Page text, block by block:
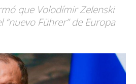
que Volodímir Zelenski
Führer” de Europa